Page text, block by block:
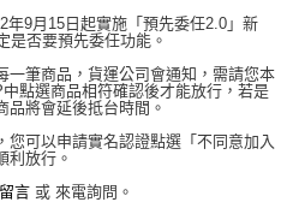
年9月15日起實施「預先委任2.0」新
是否要預先委任功能。
一筆商品，貨運公司會通知，需請您本
點選商品相符確認後才能放行，若是
品將會延後抵台時間。
您可以申請實名認證點選「不同意加入
利放行。
言 或 來電詢問。